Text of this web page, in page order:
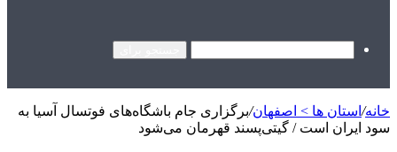
خانه/ استان ها > اصفهان/برگزاری جام باشگاه‌های فوتسال آسیا به
سود ایران است / گیتی‌پسند قهرمان می‌شود